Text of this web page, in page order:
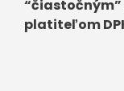
platiteľom